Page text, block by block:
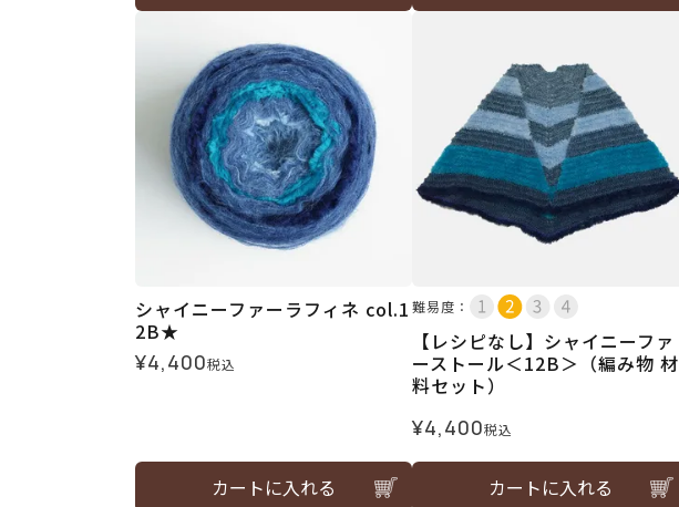
シャイニーファーラフィネ col.1
2B★
¥4,400税込
カートに入れる
難易度：
【レシピなし】シャイニーファ
ーストール＜12B＞（編み物 材
料セット）
¥4,400税込
カートに入れる